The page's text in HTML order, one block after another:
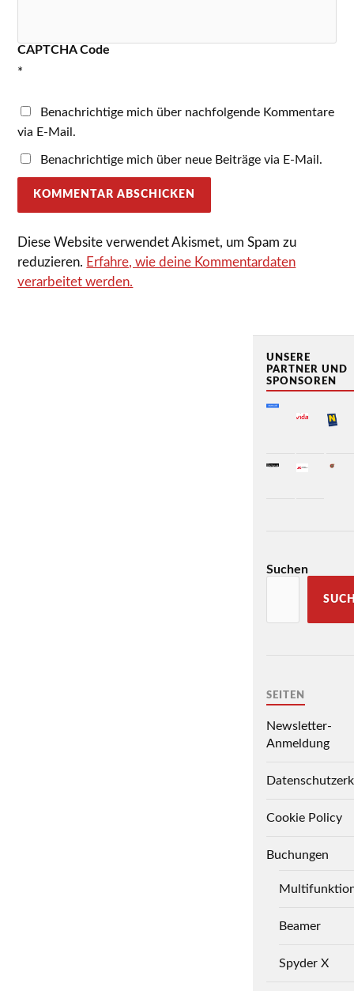
CAPTCHA Code
*
Benachrichtige mich über nachfolgende Kommentare
via E-Mail.
Benachrichtige mich über neue Beiträge via E-Mail.
Diese Website verwendet Akismet, um Spam zu
reduzieren. Erfahre, wie deine Kommentardaten
verarbeitet werden.
UNSERE
PARTNER UND
SPONSOREN
Suchen
SEITEN
Newsletter-
Anmeldung
Cookie Policy
Buchungen
Beamer
Spyder X